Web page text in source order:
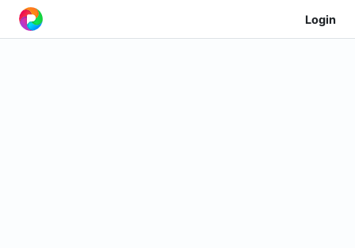
Login